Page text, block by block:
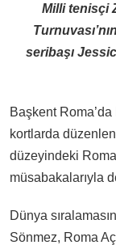
Milli tenisçi
seribaşı
Başkent
kortlarda
düzeyindeki Roma
müsabakalarıyla
Dünya
Sönmez, Roma